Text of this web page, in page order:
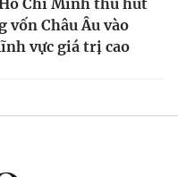
Chí Minh thu hút
vốn Châu Âu vào
vực giá trị cao